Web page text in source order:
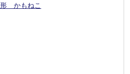
形 かもねこ